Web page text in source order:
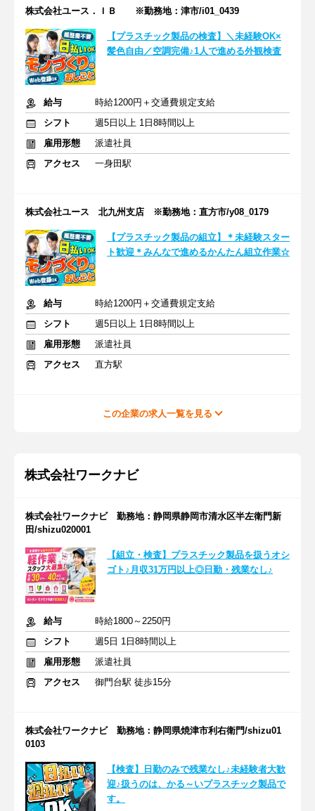
株式会社ユース．ＩＢ ※勤務地：津市/i01_0439
【プラスチック製品の検査】＼未経験OK×
髪色自由／空調完備♪1人で進める外観検査
給与
時給1200円＋交通費規定支給
シフト
週5日以上 1日8時間以上
雇用形態
派遣社員
アクセス
一身田駅
株式会社ユース 北九州支店 ※勤務地：直方市/y08_0179
【プラスチック製品の組立】＊未経験スター
ト歓迎＊みんなで進めるかんたん組立作業☆
給与
時給1200円＋交通費規定支給
シフト
週5日以上 1日8時間以上
雇用形態
派遣社員
アクセス
直方駅
この企業の求人一覧を見る
株式会社ワークナビ
株式会社ワークナビ 勤務地：静岡県静岡市清水区半左衛門新
田/shizu020001
【組立・検査】プラスチック製品を扱うオシ
ゴト♪月収31万円以上◎日勤・残業なし♪
給与
時給1800～2250円
シフト
週5日 1日8時間以上
雇用形態
派遣社員
アクセス
御門台駅 徒歩15分
株式会社ワークナビ 勤務地：静岡県焼津市利右衛門/shizu01
0103
【検査】日勤のみで残業なし♪未経験者大歓
迎♪扱うのは、かる～いプラスチック製品で
す。